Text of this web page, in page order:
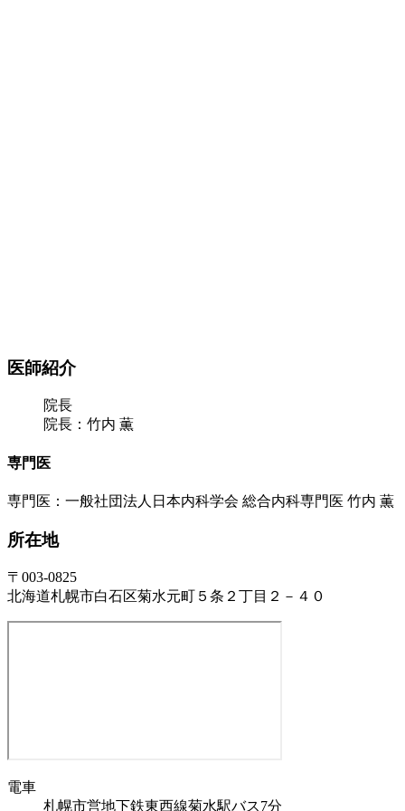
医師紹介
院長
院長：竹内 薫
専門医
専門医：一般社団法人日本内科学会 総合内科専門医 竹内 薫
所在地
〒003-0825
北海道札幌市白石区菊水元町５条２丁目２－４０
電車
札幌市営地下鉄東西線菊水駅バス7分